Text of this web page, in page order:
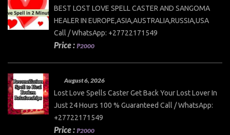
BEST LOST LOVE SPELL CASTER AND SANGOMA
HEALER IN EUROPE,ASIA,AUSTRALIA,RUSSIA,USA
Call / WhatsApp: +27722171549
Price : ₱2000
August 6, 2026
Lost Love Spells Caster Get Back Your Lost Lover In
Just 24 Hours 100 % Guaranteed Call / WhatsApp:
+27722171549
Price : ₱2000